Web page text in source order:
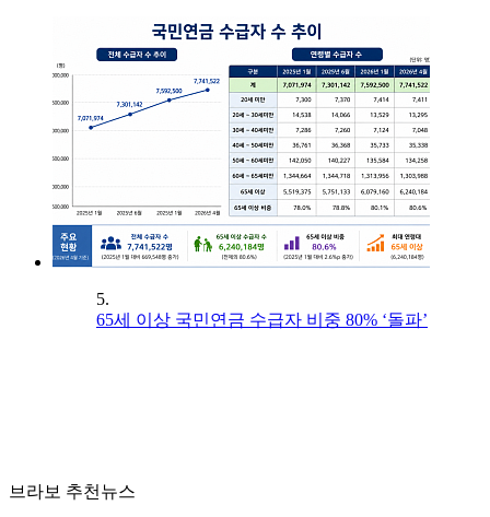
5.
65세 이상 국민연금 수급자 비중 80% ‘돌파’
브라보 추천뉴스